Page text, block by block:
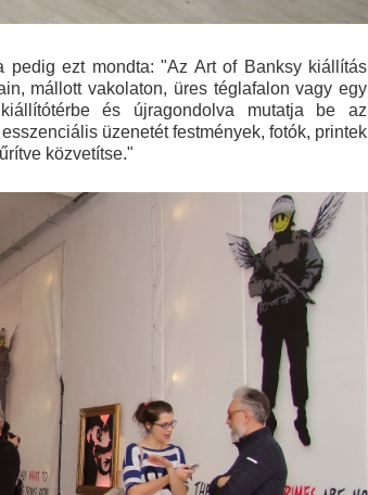
pedig ezt mondta: "Az Art of Banksy kiállítás
mállott vakolaton, üres téglafalon vagy egy
és újragondolva mutatja be az
üzenetét festmények, fotók, printek
közvetítse."